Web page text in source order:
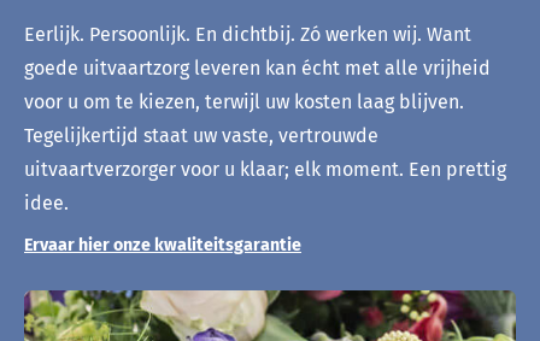
Eerlijk. Persoonlijk. En dichtbij. Zó werken wij. Want
goede uitvaartzorg leveren kan écht met alle vrijheid
voor u om te kiezen, terwijl uw kosten laag blijven.
Tegelijkertijd staat uw vaste, vertrouwde
uitvaartverzorger voor u klaar; elk moment. Een prettig
idee.
Ervaar hier onze kwaliteitsgarantie